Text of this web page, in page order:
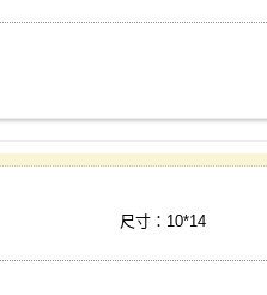
尺寸：10*14